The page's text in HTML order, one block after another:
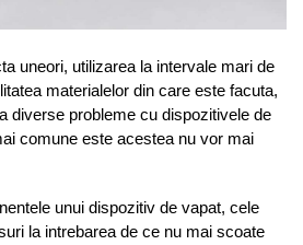
uneori, utilizarea la intervale mari de
materialelor din care este facuta,
diverse probleme cu dispozitivele de
comune este acestea nu vor mai
unui dispozitiv de vapat, cele
la intrebarea de ce nu mai scoate